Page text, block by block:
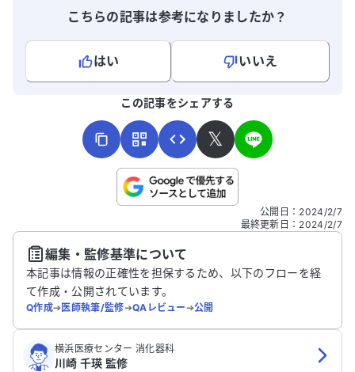
こちらの記事は参考になりましたか？
はい
いいえ
こちらは送信専用のフォームです。氏名やご自身の病気の詳細な
送信する
この記事をシェアする
𝕏
公開日 ： 2024/2/7
最終更新日 ： 2024/2/7
編集・監修基準について
本記事は情報の正確性を担保するため、以下のフローを経
て作成・公開されています。
Q作成➔医師執筆/監修➔QAレビュー➔公開
横浜医療センター 消化器科
川崎 千瑛 監修